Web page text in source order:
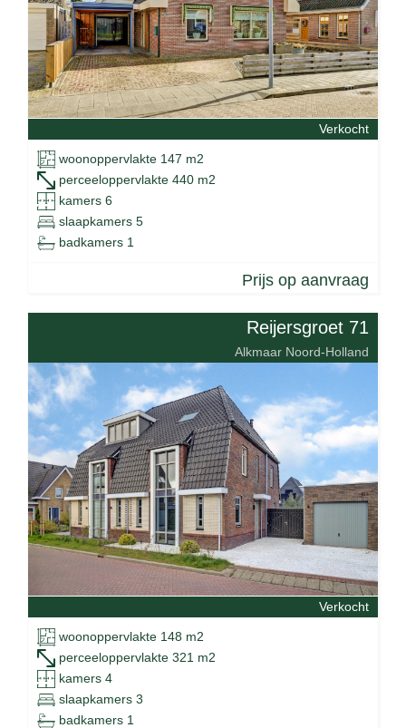
Verkocht
woonoppervlakte 147 m2
perceeloppervlakte 440 m2
kamers 6
slaapkamers 5
badkamers 1
Prijs op aanvraag
Reijersgroet 71
Alkmaar Noord-Holland
Verkocht
woonoppervlakte 148 m2
perceeloppervlakte 321 m2
kamers 4
slaapkamers 3
badkamers 1